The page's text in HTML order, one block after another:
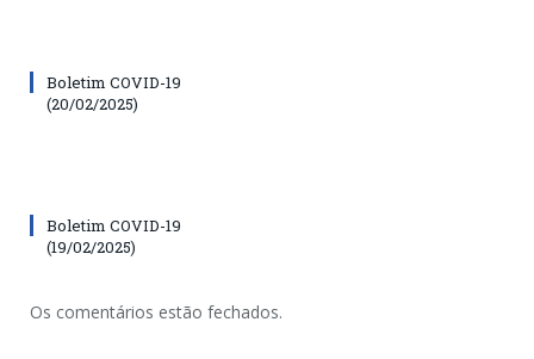
Boletim COVID-19
(20/02/2025)
Boletim COVID-19
(19/02/2025)
Os comentários estão fechados.